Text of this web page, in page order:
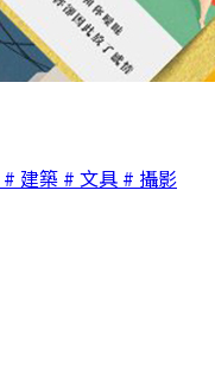
# 建築 # 文具 # 攝影